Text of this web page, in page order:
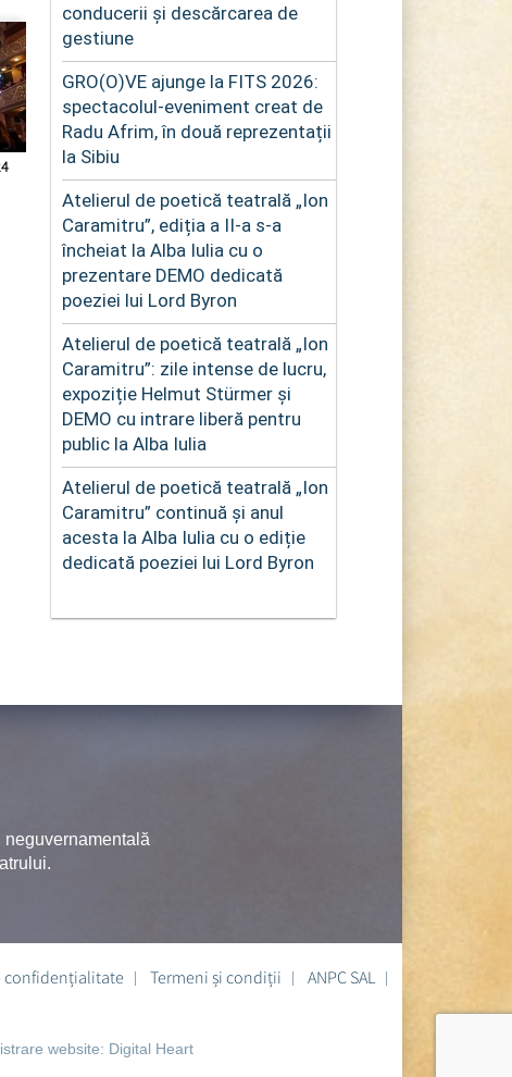
conducerii și descărcarea de
gestiune
GRO(O)VE ajunge la FITS 2026:
spectacolul-eveniment creat de
Radu Afrim, în două reprezentații
la Sibiu
Atelierul de poetică teatrală „Ion
Caramitru”, ediția a II-a s-a
încheiat la Alba Iulia cu o
prezentare DEMO dedicată
poeziei lui Lord Byron
Atelierul de poetică teatrală „Ion
Caramitru”: zile intense de lucru,
expoziție Helmut Stürmer și
DEMO cu intrare liberă pentru
public la Alba Iulia
Atelierul de poetică teatrală „Ion
Caramitru” continuă și anul
acesta la Alba Iulia cu o ediție
dedicată poeziei lui Lord Byron
confidențialitate Termeni și condiții
ANPC SAL
website: Digital Heart